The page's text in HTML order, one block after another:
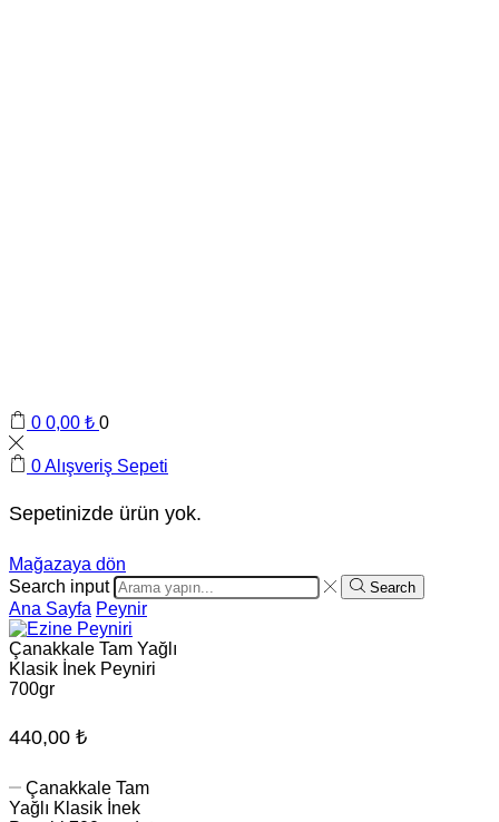
0 0,00 ₺ 0
0Alışveriş Sepeti
Sepetinizde ürün yok.
Mağazaya dön
Search input
Search
Ana Sayfa Peynir
Çanakkale Tam Yağlı
Klasik İnek Peyniri
700gr
440,00 ₺
Çanakkale Tam
Yağlı Klasik İnek